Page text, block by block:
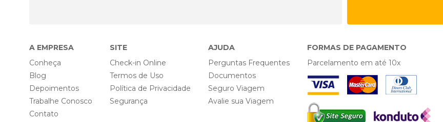
A EMPRESA
Conheça
Blog
Depoimentos
Trabalhe Conosco
Contato
SITE
Check-in Online
Termos de Uso
Política de Privacidade
Segurança
AJUDA
Perguntas Frequentes
Documentos
Seguro Viagem
Avalie sua Viagem
FORMAS DE PAGAMENTO
Parcelamento em até 10x